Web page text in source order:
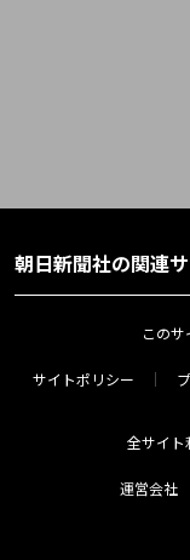
朝日新聞社の関連
この
サイトポリシー
全サイト
運営会社